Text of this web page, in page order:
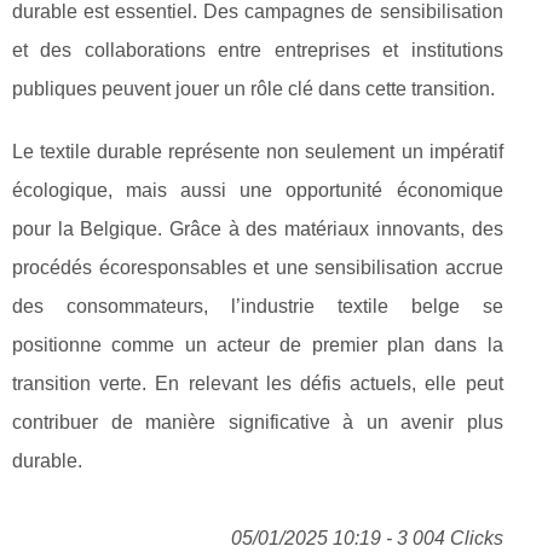
durable est essentiel. Des campagnes de sensibilisation
et des collaborations entre entreprises et institutions
publiques peuvent jouer un rôle clé dans cette transition.
Le textile durable représente non seulement un impératif
écologique, mais aussi une opportunité économique
pour la Belgique. Grâce à des matériaux innovants, des
procédés écoresponsables et une sensibilisation accrue
des consommateurs, l’industrie textile belge se
positionne comme un acteur de premier plan dans la
transition verte. En relevant les défis actuels, elle peut
contribuer de manière significative à un avenir plus
durable.
05/01/2025 10:19 - 3 004 Clicks